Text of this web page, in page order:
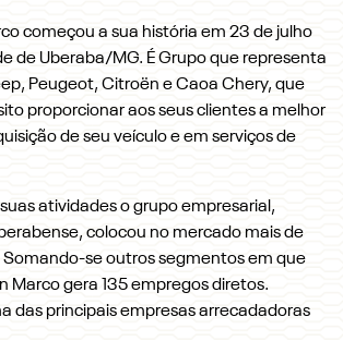
começou a sua história em 23 de julho
de Uberaba/MG. É Grupo que representa
Peugeot, Citroën e Caoa Chery, que
proporcionar aos seus clientes a melhor
de seu veículo e em serviços de
atividades o grupo empresarial,
colocou no mercado mais de
se outros segmentos em que
Marco gera 135 empregos diretos.
das principais empresas arrecadadoras